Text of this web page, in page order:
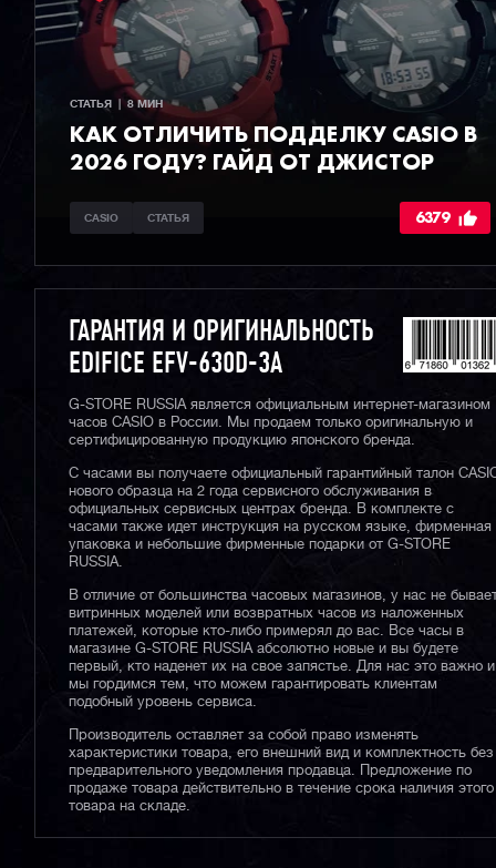
СТАТЬЯ  |  8 МИН
КАК ОТЛИЧИТЬ ПОДДЕЛКУ CASIO В
2026 ГОДУ? ГАЙД ОТ ДЖИСТОР
CASIO СТАТЬЯ 6379
ГАРАНТИЯ И ОРИГИНАЛЬНОСТЬ
EDIFICE EFV-630D-3A
G-STORE RUSSIA является официальным интернет-магазином
часов CASIO в России. Мы продаем только оригинальную и
сертифицированную продукцию японского бренда.
С часами вы получаете официальный гарантийный талон
нового образца на 2 года сервисного обслуживания в
официальных сервисных центрах бренда. В комплекте с
часами также идет инструкция на русском языке, фирменная
упаковка и небольшие фирменные подарки от G-STORE
RUSSIA.
В отличие от большинства часовых магазинов, у нас не
витринных моделей или возвратных часов из наложенных
платежей, которые кто-либо примерял до вас. Все часы в
магазине G-STORE RUSSIA абсолютно новые и вы будете
первый, кто наденет их на свое запястье. Для нас это важно и
мы гордимся тем, что можем гарантировать клиентам
подобный уровень сервиса.
Производитель оставляет за собой право изменять
характеристики товара, его внешний вид и комплектность без
предварительного уведомления продавца. Предложение по
продаже товара действительно в течение срока наличия этого
товара на складе.